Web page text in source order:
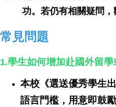
功。若仍有相關疑問，
常見問題
1.學生如何增加赴國外留
本校《選送優秀學生
語言門檻，用意即鼓